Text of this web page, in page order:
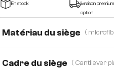
En stock
livraison
option
Matériau du siège
Cadre du siège